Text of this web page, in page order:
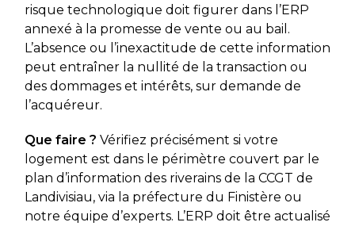
risque technologique doit figurer dans l’ERP
annexé à la promesse de vente ou au bail.
L’absence ou l’inexactitude de cette information
peut entraîner la nullité de la transaction ou
des dommages et intérêts, sur demande de
l’acquéreur.
Que faire ? Vérifiez précisément si votre
logement est dans le périmètre couvert par le
plan d’information des riverains de la CCGT de
Landivisiau, via la préfecture du Finistère ou
notre équipe d’experts. L’ERP doit être actualisé